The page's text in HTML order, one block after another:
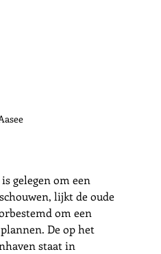
gelegen om een
lijkt de oude
om een
De op het
staat in